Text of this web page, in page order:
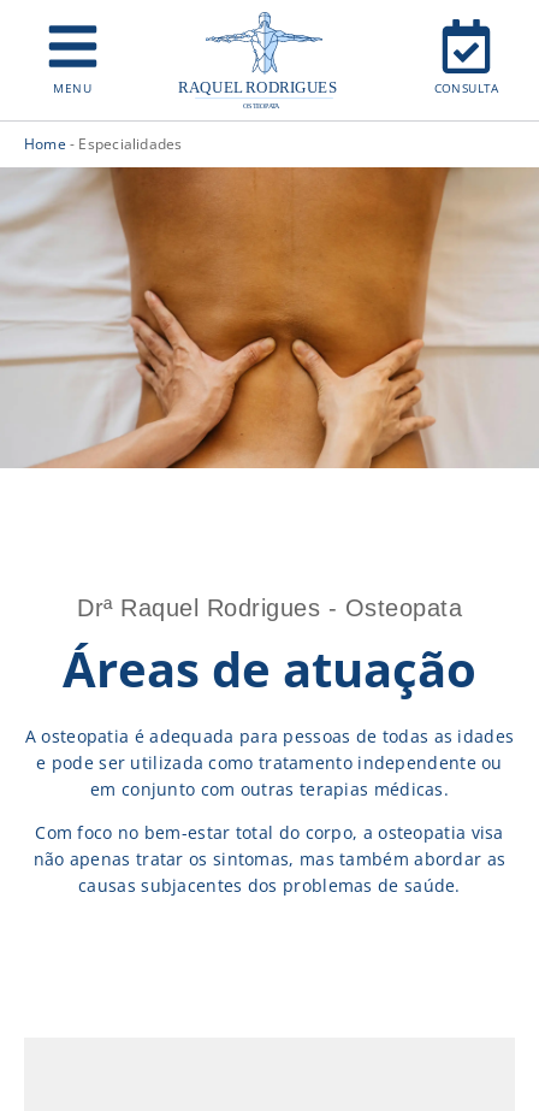
MENU CONSULTA
Home - Especialidades
Drª Raquel Rodrigues - Osteopata
Áreas de atuação
A osteopatia é adequada para pessoas de todas as idades
e pode ser utilizada como tratamento independente ou
em conjunto com outras terapias médicas.
Com foco no bem-estar total do corpo, a osteopatia visa
não apenas tratar os sintomas, mas também abordar as
causas subjacentes dos problemas de saúde.